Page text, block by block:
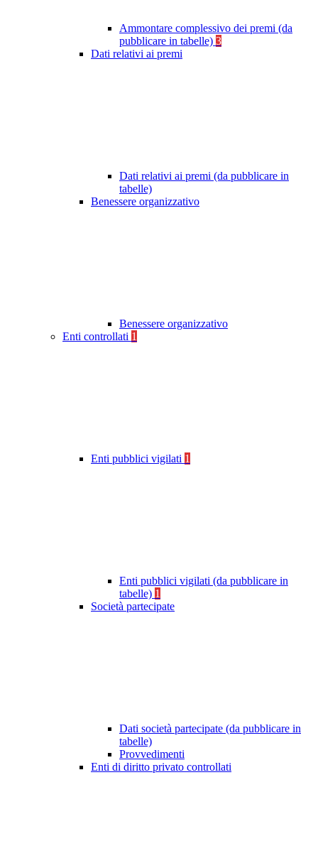
Ammontare complessivo dei premi (da
pubblicare in tabelle) 3
Dati relativi ai premi
Dati relativi ai premi (da pubblicare in
tabelle)
Benessere organizzativo
Benessere organizzativo
Enti controllati 1
Enti pubblici vigilati 1
Enti pubblici vigilati (da pubblicare in
tabelle) 1
Società partecipate
Dati società partecipate (da pubblicare in
tabelle)
Provvedimenti
Enti di diritto privato controllati